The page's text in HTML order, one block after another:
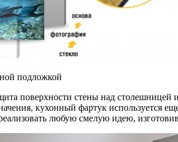
подложкой
поверхности стены над столешницей
кухонный фартук используется
любую смелую идею,